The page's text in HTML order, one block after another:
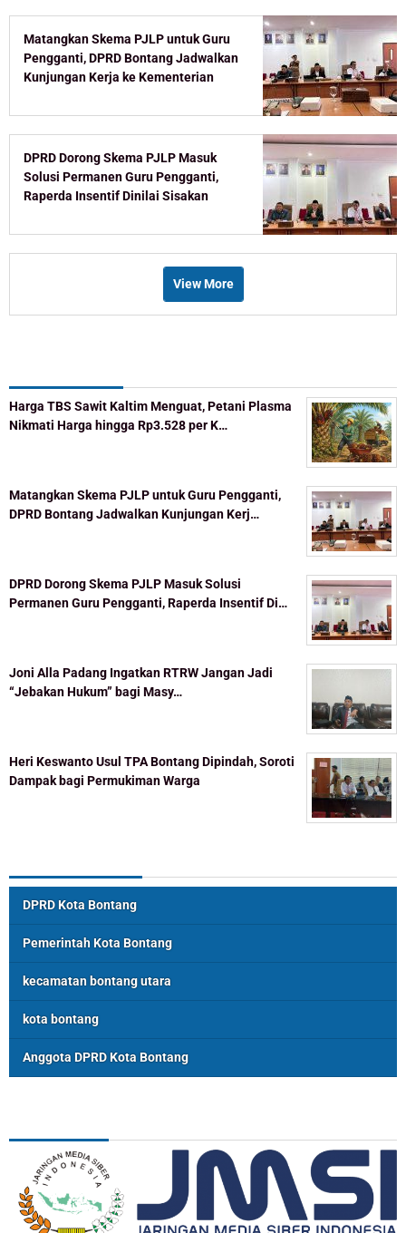
Matangkan Skema PJLP untuk Guru
Pengganti, DPRD Bontang Jadwalkan
Kunjungan Kerja ke Kementerian
DPRD Dorong Skema PJLP Masuk
Solusi Permanen Guru Pengganti,
Raperda Insentif Dinilai Sisakan
View More
Harga TBS Sawit Kaltim Menguat, Petani Plasma
Nikmati Harga hingga Rp3.528 per K…
Matangkan Skema PJLP untuk Guru Pengganti,
DPRD Bontang Jadwalkan Kunjungan Kerj…
DPRD Dorong Skema PJLP Masuk Solusi
Permanen Guru Pengganti, Raperda Insentif Di…
Joni Alla Padang Ingatkan RTRW Jangan Jadi
“Jebakan Hukum” bagi Masy…
Heri Keswanto Usul TPA Bontang Dipindah, Soroti
Dampak bagi Permukiman Warga
DPRD Kota Bontang
Pemerintah Kota Bontang
kecamatan bontang utara
kota bontang
Anggota DPRD Kota Bontang